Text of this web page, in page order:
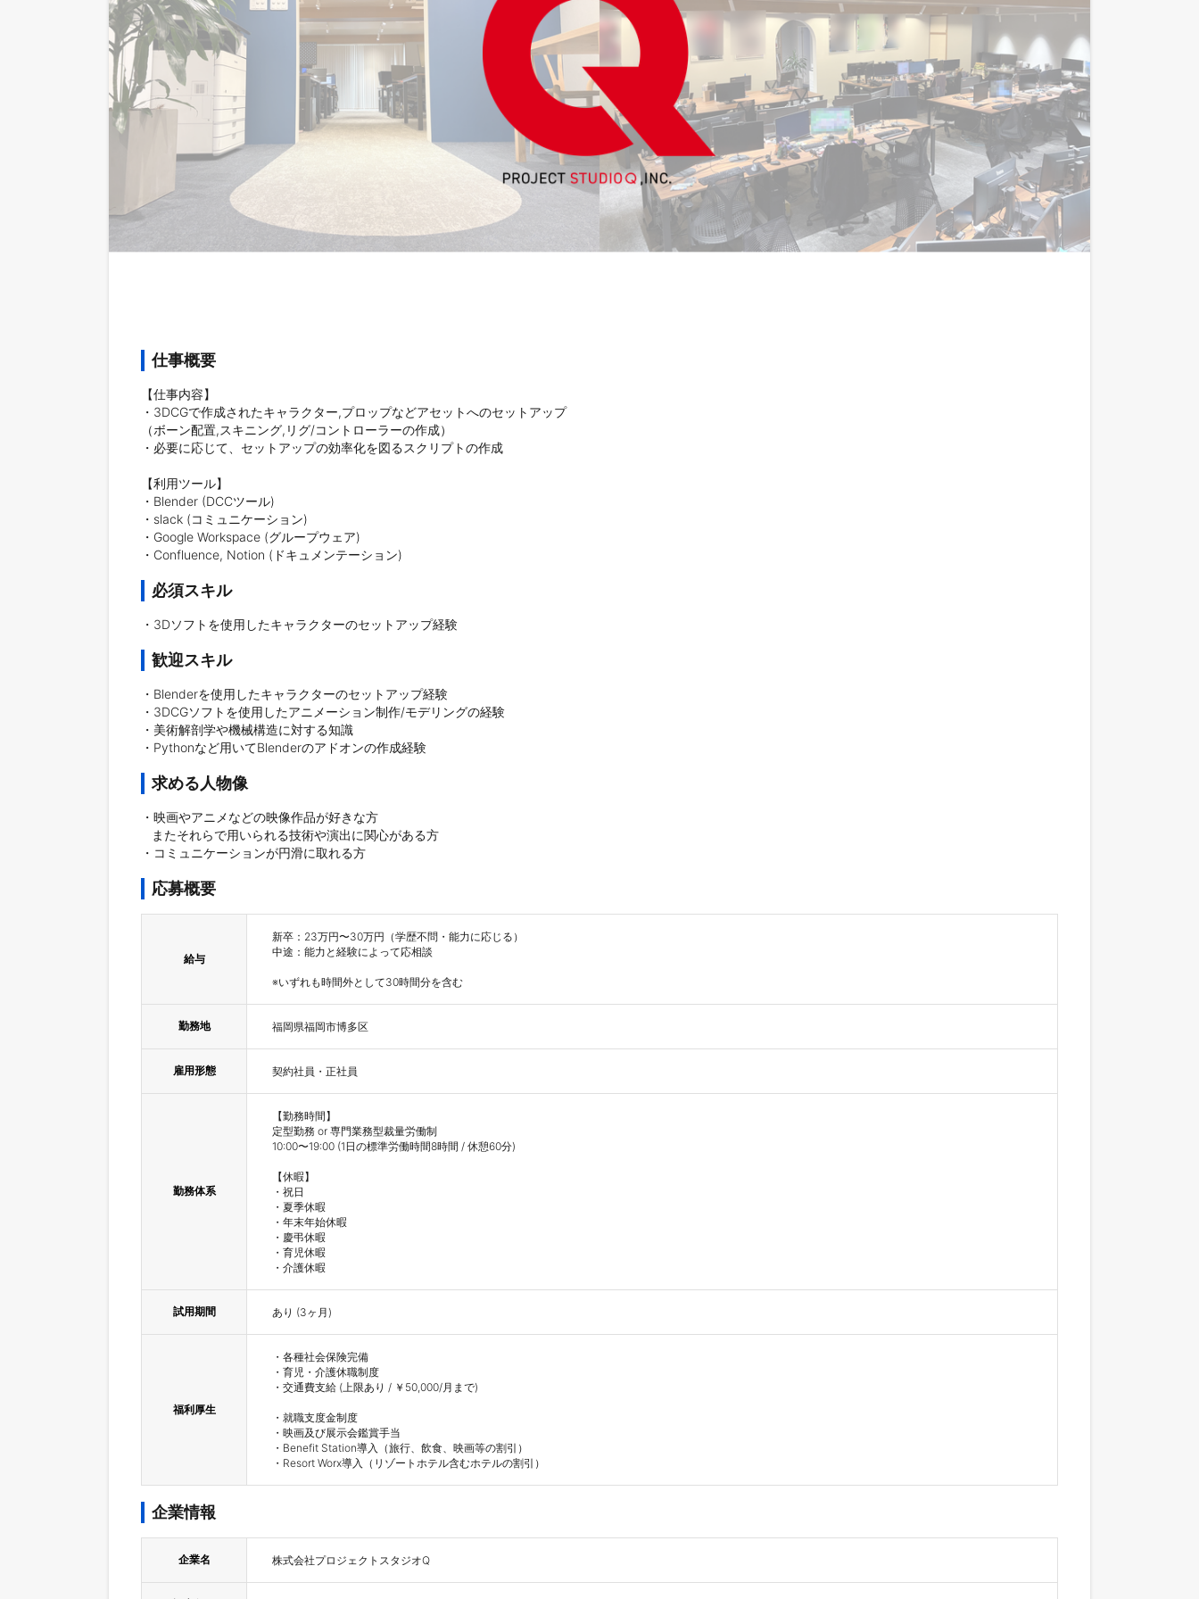
仕事概要
【仕事内容】
・3DCGで作成されたキャラクター,プロップなどアセットへのセットアップ
（ボーン配置,スキニング,リグ/コントローラーの作成）
・必要に応じて、セットアップの効率化を図るスクリプトの作成
【利用ツール】
・Blender (DCCツール)
・slack (コミュニケーション)
・Google Workspace (グループウェア)
・Confluence, Notion (ドキュメンテーション)
必須スキル
・3Dソフトを使用したキャラクターのセットアップ経験
歓迎スキル
・Blenderを使用したキャラクターのセットアップ経験
・3DCGソフトを使用したアニメーション制作/モデリングの経験
・美術解剖学や機械構造に対する知識
・Pythonなど用いてBlenderのアドオンの作成経験
求める人物像
・映画やアニメなどの映像作品が好きな方
・コミュニケーションが円滑に取れる方
応募概要
給与
新卒：23万円〜30万円（学歴不問・能力に応じる）
中途：能力と経験によって応相談
※いずれも時間外として30時間分を含む
勤務地 福岡県福岡市博多区
雇用形態 契約社員・正社員
勤務体系
【勤務時間】
定型勤務 or 専門業務型裁量労働制
10:00〜19:00 (1日の標準労働時間8時間 / 休憩60分)
【休暇】
・祝日
・夏季休暇
・年末年始休暇
・慶弔休暇
・育児休暇
・介護休暇
試用期間 あり (3ヶ月)
福利厚生
・各種社会保険完備
・育児・介護休職制度
・交通費支給 (上限あり / ￥50,000/月まで)
・就職支度金制度
・映画及び展示会鑑賞手当
・Benefit Station導入（旅行、飲食、映画等の割引）
・Resort Worx導入（リゾートホテル含むホテルの割引）
企業情報
企業名 株式会社プロジェクトスタジオQ